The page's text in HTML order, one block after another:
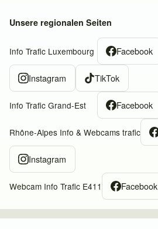
Unsere regionalen Seiten
Info Trafic Luxembourg Facebook
Instagram TikTok
Info Trafic Grand-Est Facebook
Rhône-Alpes Info & Webcams trafic
Instagram
Webcam Info Trafic E411 Facebook